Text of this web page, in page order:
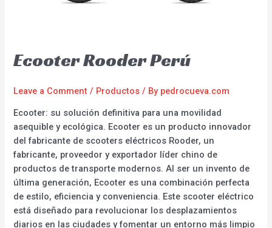
Ecooter Rooder Perú
Leave a Comment / Productos / By pedrocueva.com
Ecooter: su solución definitiva para una movilidad
asequible y ecológica. Ecooter es un producto innovador
del fabricante de scooters eléctricos Rooder, un
fabricante, proveedor y exportador líder chino de
productos de transporte modernos. Al ser un invento de
última generación, Ecooter es una combinación perfecta
de estilo, eficiencia y conveniencia. Este scooter eléctrico
está diseñado para revolucionar los desplazamientos
diarios en las ciudades y fomentar un entorno más limpio